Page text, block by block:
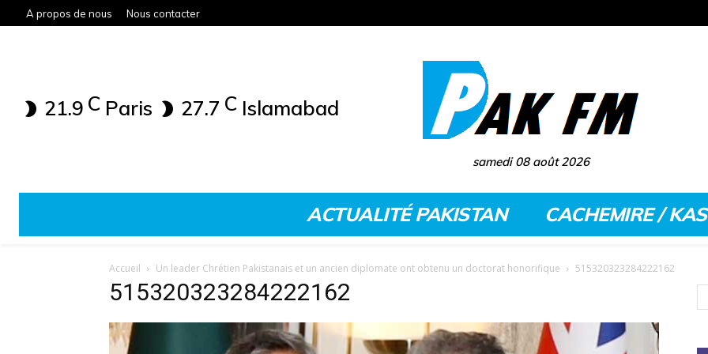
A propos de nous Nous contacter
21.9 C Paris 27.7 C Islamabad
samedi 08 août 2026
ACTUALITÉ PAKISTAN CACHEMIRE /
Accueil Un leader Chrétien Pakistanais et un ancien diplomate ont obtenu un doctorat honorifique 515320323284222162
515320323284222162